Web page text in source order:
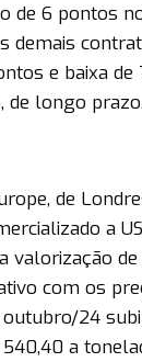
de 6 pontos
demais
e baixa de
de longo prazo.
de
a
valorização
com os
24
a